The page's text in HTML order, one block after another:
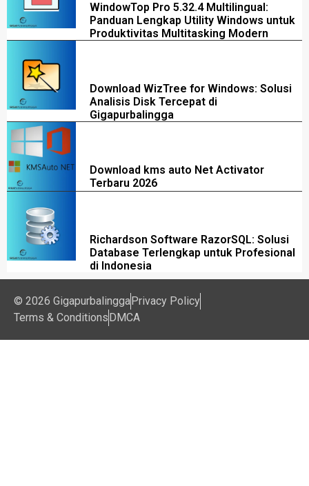
WindowTop Pro 5.32.4 Multilingual:
Panduan Lengkap Utility Windows untuk
Produktivitas Multitasking Modern
Download WizTree for Windows: Solusi
Analisis Disk Tercepat di
Gigapurbalingga
Download kms auto Net Activator
Terbaru 2026
Richardson Software RazorSQL: Solusi
Database Terlengkap untuk Profesional
di Indonesia
© 2026 Gigapurbalingga Privacy Policy
Terms & Conditions DMCA